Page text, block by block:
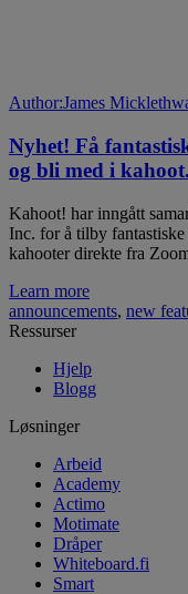
Author:James
Nyhet! Få
og bli med i
Kahoot! har inngått
Inc. for å tilby
kahooter direkte fra
Learn more
announcements, new
Ressurser
Hjelp
Blogg
Løsninger
Arbeid
Academy
Actimo
Motimate
Dråper
Whiteboard.fi
Smart